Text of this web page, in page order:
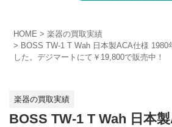
HOME
楽器の買取実績
BOSS TW-1 T Wah 日本製ACA仕様 1980
した。デジマートにて￥19,800で販売中！
楽器の買取実績
BOSS TW-1 T Wah 日本